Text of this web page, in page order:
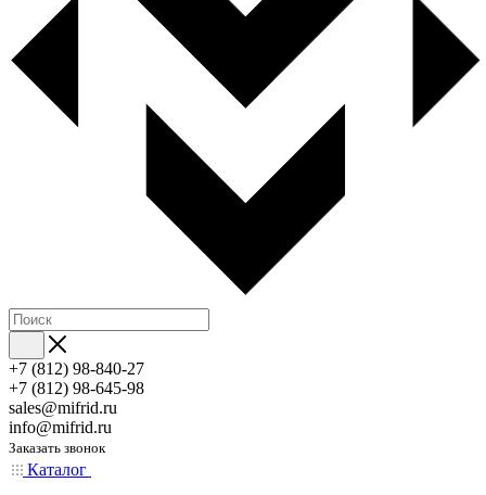
+7 (812) 98-840-27
+7 (812) 98-645-98
sales@mifrid.ru
info@mifrid.ru
Заказать звонок
Каталог